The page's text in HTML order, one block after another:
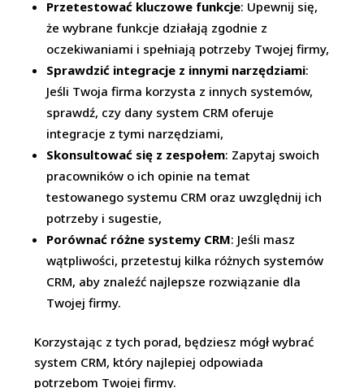
Przetestować kluczowe funkcje: Upewnij się,
że wybrane funkcje działają zgodnie z
oczekiwaniami i spełniają potrzeby Twojej firmy,
Sprawdzić integracje z innymi narzędziami:
Jeśli Twoja firma korzysta z innych systemów,
sprawdź, czy dany system CRM oferuje
integracje z tymi narzędziami,
Skonsultować się z zespołem: Zapytaj swoich
pracowników o ich opinie na temat
testowanego systemu CRM oraz uwzględnij ich
potrzeby i sugestie,
Porównać różne systemy CRM: Jeśli masz
wątpliwości, przetestuj kilka różnych systemów
CRM, aby znaleźć najlepsze rozwiązanie dla
Twojej firmy.
Korzystając z tych porad, będziesz mógł wybrać
system CRM, który najlepiej odpowiada
potrzebom Twojej firmy.